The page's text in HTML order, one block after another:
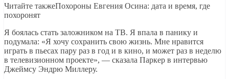
Читайте такжеПохороны Евгения Осина: дата и время, где
похоронят
Я боялась стать заложником на ТВ. Я впала в панику и
подумала: «Я хочу сохранить свою жизнь. Мне нравится
играть в пьесах пару раз в год и в кино, и может раз в неделю
в телевизионном проекте», — сказала Паркер в интервью
Джеймсу Эндрю Миллеру.